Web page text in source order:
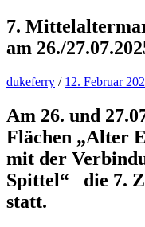
7.
am 26./
dukeferry / 12. Februar
Am 26. und
Flächen „Alter
mit der
Spittel“ die 7.
statt.